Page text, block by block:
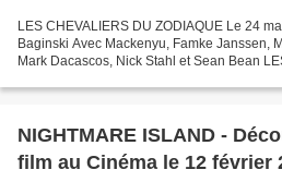
LES CHEVALIERS DU ZODIAQUE Le 24
Baginski Avec Mackenyu, Famke Janssen,
Mark Dacascos, Nick Stahl et Sean Bean
NIGHTMARE ISLAND -
film au Cinéma le 12 février